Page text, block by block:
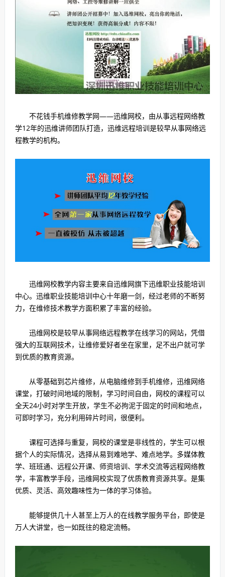
不花钱手机维修教学网——迅维网校，由从事远程网络教
学12年的迅维讲师团队打造，迅维远程培训是较早从事网络远
程教学的机构。
迅维网校教学内容主要来自迅维网旗下迅维职业技能培训
中心。迅维职业技能培训中心十年磨一剑，经过老师的不断努
力，在维修技术教学方面积累了丰富的经验。
迅维网校是较早从事网络远程教学在线学习的网站，凭借
强大的互联网技术，让维修爱好者坐在家里，足不出户就可学
到优质的教育资源。
从零基础到芯片维修，从电脑维修到手机维修，迅维网络
课堂，打破时间地域的限制，学习时间自由，网校的课程可以
全天24小时对学生开放，学生不必拘泥于固定的时间和地点，
可即时学习，充分利用碎片时间，很便利。
课程可选择与重复，网校的课堂是非线性的，学生可以根
据个人的实际情况，选择从易到难地学、难点地学。多媒体教
学、班班通、远程公开课、师资培训、学术交流等远程网络教
学，丰富教学手段，迅维网校实现了优质教育资源共享。是集
优质、灵活、高效趣味性为一体的学习体验。
能够提供几十人甚至上万人的在线教学服务平台，即使是
万人大讲堂，也一如既往的稳定流畅。